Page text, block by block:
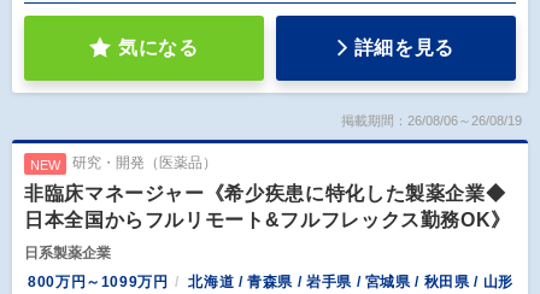
気になる 詳細を見る
掲載期間：26/08/06～26/08/19
NEW 研究・開発（医薬品）
非臨床マネージャー《希少疾患に特化した製薬企業◆
日本全国からフルリモート&フルフレックス勤務OK》
日系製薬企業
800万円～1099万円
北海道 / 青森県 / 岩手県 / 宮城県 / 秋田県 / 山形